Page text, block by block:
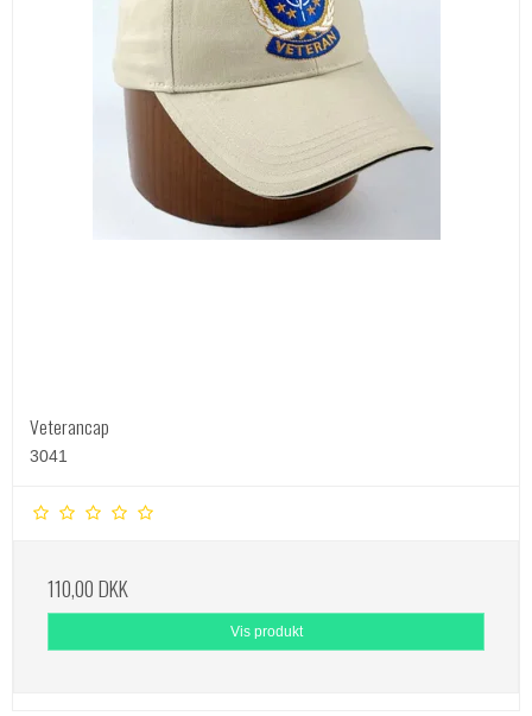
Veterancap
3041
110,00 DKK
Vis produkt